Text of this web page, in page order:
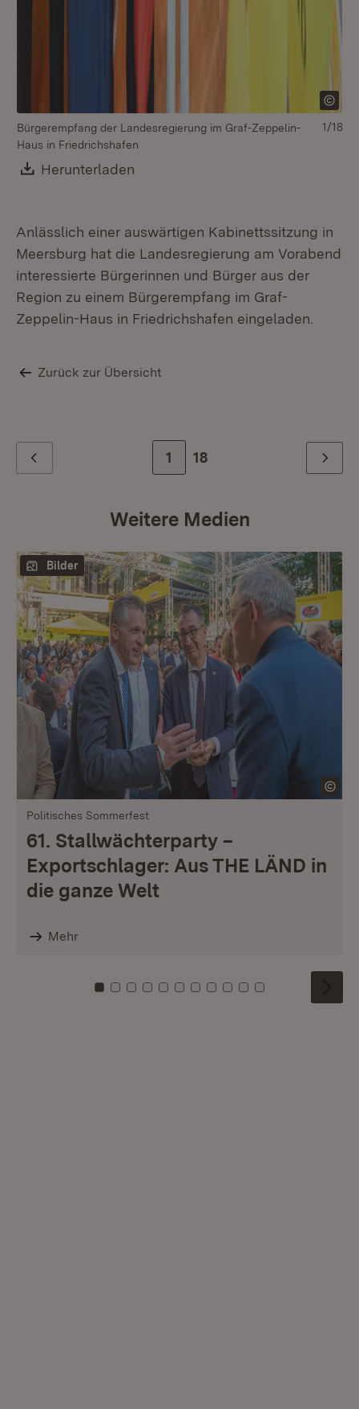
Bürgerempfang der Landesregierung im Graf-Zeppelin-
Haus in Friedrichshafen
Download:
Herunterladen
1/18
Anlässlich einer auswärtigen Kabinettssitzung in
Meersburg hat die Landesregierung am Vorabend
interessierte Bürgerinnen und Bürger aus der
Region zu einem Bürgerempfang im Graf-
Zeppelin-Haus in Friedrichshafen eingeladen.
Zurück zur Übersicht
Zur Seite
1 Zur letzten Seite
18 Weiter
Weitere Medien
Bilder
Politisches Sommerfest
61. Stallwächterparty –
Exportschlager: Aus THE LÄND in
die ganze Welt
Mehr
Zu Kachel: 0
Zu Kachel: 1
Zu Kachel: 2
Zu Kachel: 3
Zu Kachel: 4
Zu Kachel: 5
Zu Kachel: 6
Zu Kachel: 7
Zu Kachel: 8
Zu Kachel: 9
Zu Kachel: 10